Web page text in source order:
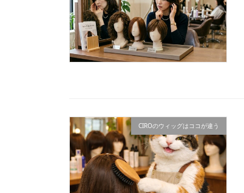
CIROのウィッグはココが違う